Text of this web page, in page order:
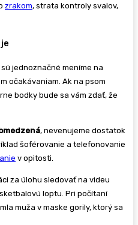
zrakom, strata kontroly svalov,
jednoznačné meníme na
očakávaniam. Ak na psom
bodky bude sa vám zdať, že
, nevenujeme dostatok
šoférovanie a telefonovanie
v opitosti.
za úlohu sledovať na videu
loptu. Pri počítaní
muža v maske gorily, ktorý sa